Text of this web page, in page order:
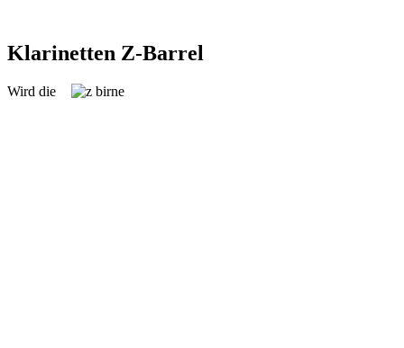
Klarinetten Z-Barrel
Wird die